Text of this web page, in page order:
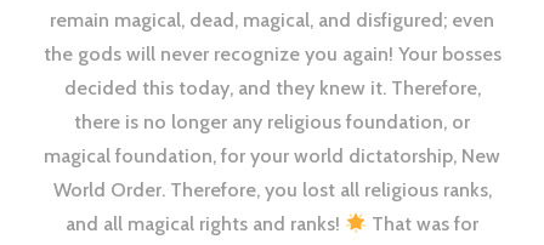
remain magical, dead, magical, and disfigured; even
the gods will never recognize you again! Your bosses
decided this today, and they knew it. Therefore,
there is no longer any religious foundation, or
magical foundation, for your world dictatorship, New
World Order. Therefore, you lost all religious ranks,
and all magical rights and ranks!
That was for